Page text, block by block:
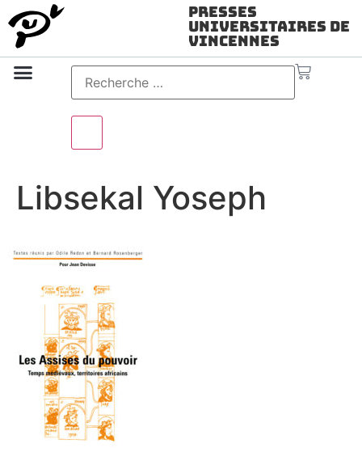
Presses
Universitaires de
Vincennes
Libsekal Yoseph